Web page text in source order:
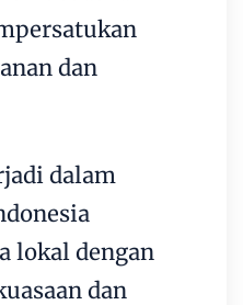
dan
dalam
lokal dengan
dan